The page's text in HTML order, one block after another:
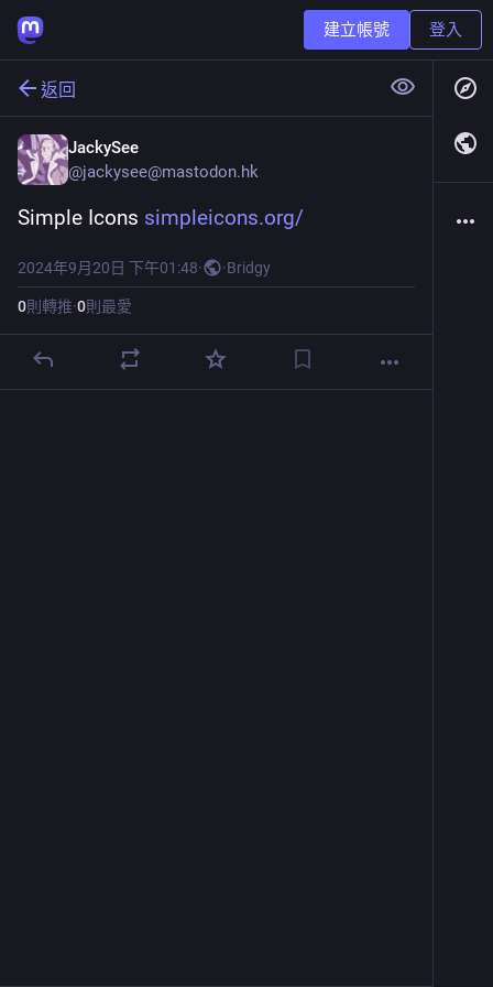
建立帳號 登入
返回
JackySee
@jackysee@mastodon.hk
Simple Icons simpleicons.org/
2024年9月20日 下午01:48· ·Bridgy
0則轉推·0則最愛